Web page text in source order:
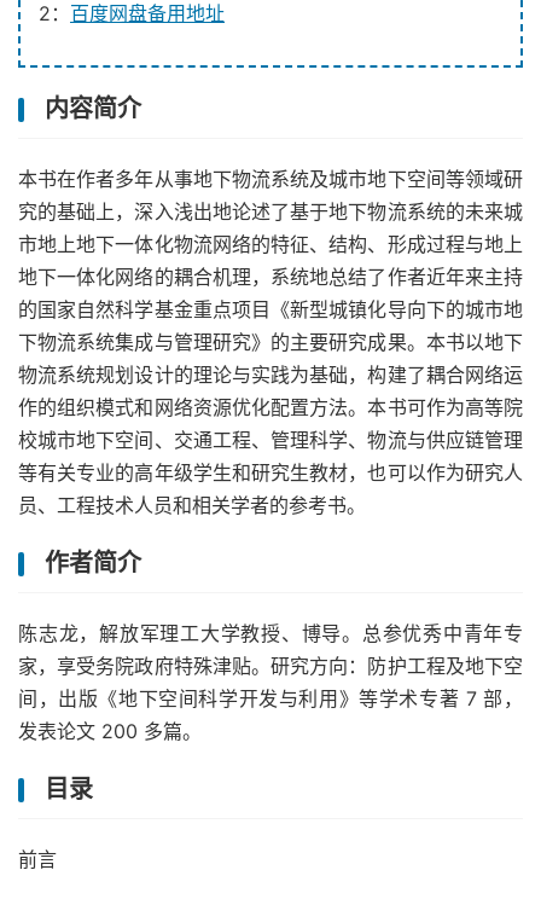
2： 百度网盘备用地址
内容简介
本书在作者多年从事地下物流系统及城市地下空间等领域研
究的基础上，深入浅出地论述了基于地下物流系统的未来城
市地上地下一体化物流网络的特征、结构、形成过程与地上
地下一体化网络的耦合机理，系统地总结了作者近年来主持
的国家自然科学基金重点项目《新型城镇化导向下的城市地
下物流系统集成与管理研究》的主要研究成果。本书以地下
物流系统规划设计的理论与实践为基础，构建了耦合网络运
作的组织模式和网络资源优化配置方法。本书可作为高等院
校城市地下空间、交通工程、管理科学、物流与供应链管理
等有关专业的高年级学生和研究生教材，也可以作为研究人
员、工程技术人员和相关学者的参考书。
作者简介
陈志龙，解放军理工大学教授、博导。总参优秀中青年专
家，享受务院政府特殊津贴。研究方向：防护工程及地下空
间，出版《地下空间科学开发与利用》等学术专著 7 部，
发表论文 200 多篇。
目录
前言